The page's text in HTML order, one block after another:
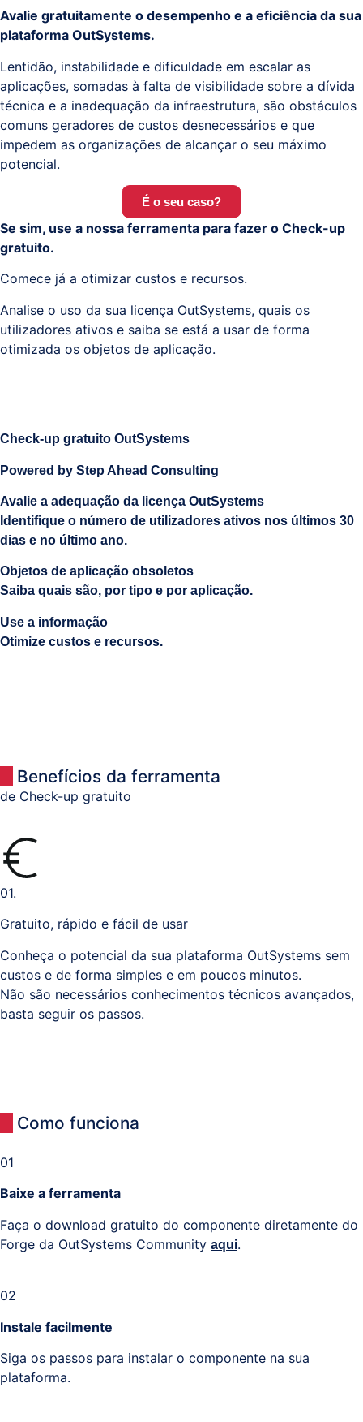
Processos
Business
Analytics
Resolução
Alternativa
Predial,
Comercial
(ITPS)
Avalie gratuitamente o desempenho e a eficiência da sua
plataforma OutSystems.
Lentidão, instabilidade e dificuldade em escalar as
aplicações, somadas à falta de visibilidade sobre a dívida
técnica e a inadequação da infraestrutura, são obstáculos
comuns geradores de custos desnecessários e que
impedem as organizações de alcançar o seu máximo
potencial.
É o seu caso?
Se sim, use a nossa ferramenta para fazer o Check-up
gratuito.
Comece já a otimizar custos e recursos.
Analise o uso da sua licença OutSystems, quais os
utilizadores ativos e saiba se está a usar de forma
otimizada os objetos de aplicação.
Check-up gratuito OutSystems
Powered by Step Ahead Consulting
Avalie a adequação da licença OutSystems
Identifique o número de utilizadores ativos nos últimos 30
dias e no último ano.
Objetos de aplicação obsoletos
Saiba quais são, por tipo e por aplicação.
Use a informação
Otimize custos e recursos.
Benefícios da ferramenta
de Check-up gratuito
01.
Gratuito, rápido e fácil de usar
Conheça o potencial da sua plataforma OutSystems sem
custos e de forma simples e em poucos minutos.
Não são necessários conhecimentos técnicos avançados,
basta seguir os passos.
Como funciona
01
Baixe a ferramenta
Faça o download gratuito do componente diretamente do
Forge da OutSystems Community aqui.
02
Instale facilmente
Siga os passos para instalar o componente na sua
plataforma.